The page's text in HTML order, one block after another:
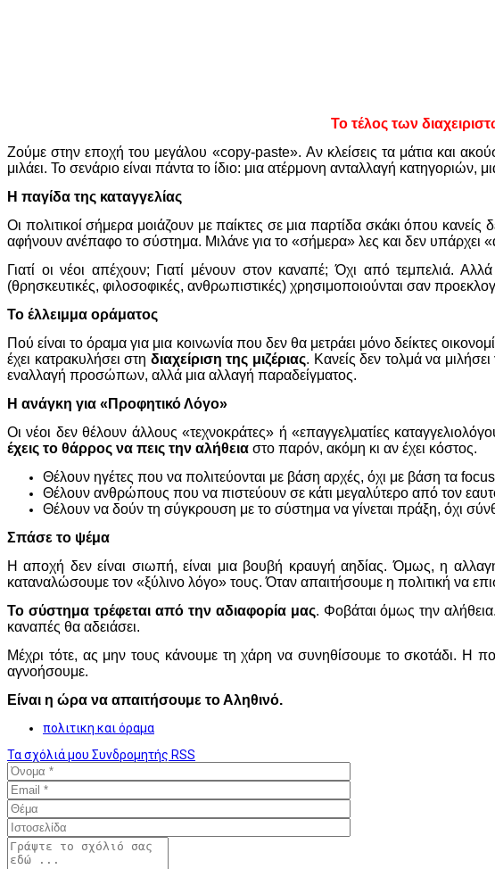
Το τέλος των
Ζούμε στην εποχή του μεγάλου «copy-paste». Αν κλείσεις τα μάτια και
μιλάει. Το σενάριο είναι πάντα το ίδιο: μια ατέρμονη ανταλλαγή κατηγοριών,
Η παγίδα της καταγγελίας
Οι πολιτικοί σήμερα μοιάζουν με παίκτες σε μια παρτίδα σκάκι όπου
αφήνουν ανέπαφο το σύστημα. Μιλάνε για το «σήμερα» λες και δεν υπάρχει
Γιατί οι νέοι απέχουν; Γιατί μένουν στον καναπέ; Όχι από τεμπελιά.
(θρησκευτικές, φιλοσοφικές, ανθρωπιστικές) χρησιμοποιούνται σαν
Το έλλειμμα οράματος
Πού είναι το όραμα για μια κοινωνία που δεν θα μετράει μόνο δείκτες
έχει κατρακυλήσει στη διαχείριση της μιζέριας. Κανείς δεν τολμά να μιλήσει
εναλλαγή προσώπων, αλλά μια αλλαγή παραδείγματος.
Η ανάγκη για «Προφητικό Λόγο»
Οι νέοι δεν θέλουν άλλους «τεχνοκράτες» ή «επαγγελματίες
έχεις το θάρρος να πεις την αλήθεια στο παρόν, ακόμη κι αν έχει κόστος.
Θέλουν ηγέτες που να πολιτεύονται με βάση αρχές, όχι με βάση τα
Θέλουν ανθρώπους που να πιστεύουν σε κάτι μεγαλύτερο από τον εαυτό
Θέλουν να δούν τη σύγκρουση με το σύστημα να γίνεται πράξη, όχι
Σπάσε το ψέμα
Η αποχή δεν είναι σιωπή, είναι μια βουβή κραυγή αηδίας. Όμως, η
καταναλώσουμε τον «ξύλινο λόγο» τους. Όταν απαιτήσουμε η πολιτική να
Το σύστημα τρέφεται από την αδιαφορία μας. Φοβάται όμως την
καναπές θα αδειάσει.
Μέχρι τότε, ας μην τους κάνουμε τη χάρη να συνηθίσουμε το σκοτάδι. Η
αγνοήσουμε.
Είναι η ώρα να απαιτήσουμε το Αληθινό.
πολιτικη και όραμα
Τα σχόλιά μου Συνδρομητής RSS